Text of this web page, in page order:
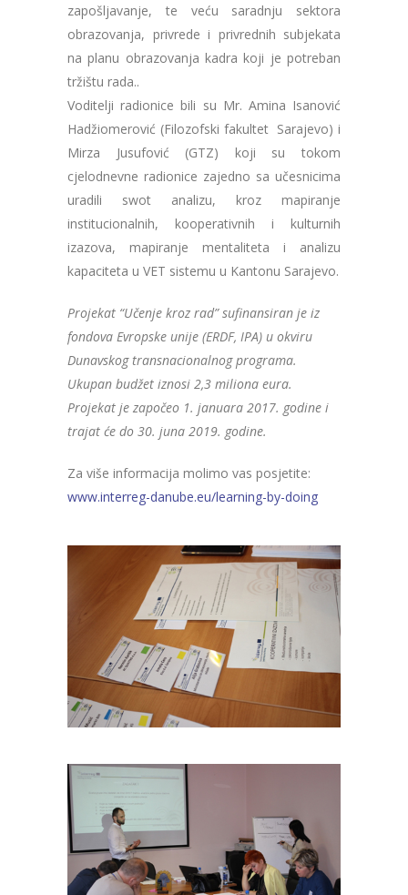
zapošljavanje, te veću saradnju sektora
obrazovanja, privrede i privrednih subjekata
na planu obrazovanja kadra koji je potreban
tržištu rada..
Voditelji radionice bili su Mr. Amina Isanović
Hadžiomerović (Filozofski fakultet Sarajevo) i
Mirza Jusufović (GTZ) koji su tokom
cjelodnevne radionice zajedno sa učesnicima
uradili swot analizu, kroz mapiranje
institucionalnih, kooperativnih i kulturnih
izazova, mapiranje mentaliteta i analizu
kapaciteta u VET sistemu u Kantonu Sarajevo.
Projekat “Učenje kroz rad” sufinansiran je iz
fondova Evropske unije (ERDF, IPA) u okviru
Dunavskog transnacionalnog programa.
Ukupan budžet iznosi 2,3 miliona eura.
Projekat je započeo 1. januara 2017. godine i
trajat će do 30. juna 2019. godine.
Za više informacija molimo vas posjetite:
www.interreg-danube.eu/learning-by-doing